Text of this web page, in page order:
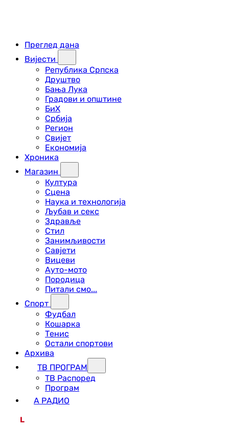
Преглед дана
Вијести
Република Српска
Друштво
Бања Лука
Градови и општине
БиХ
Србија
Регион
Свијет
Економија
Хроника
Магазин
Култура
Сцена
Наука и технологија
Љубав и секс
Здравље
Стил
Занимљивости
Савјети
Вицеви
Ауто-мото
Породица
Питали смо...
Спорт
Фудбал
Кошарка
Тенис
Остали спортови
Архива
ТВ ПРОГРАМ
ТВ Распоред
Програм
А РАДИО
L